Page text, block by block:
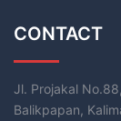
CONTACT
Jl. Projakal
Balikpapan,